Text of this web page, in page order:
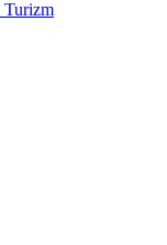
Turizm